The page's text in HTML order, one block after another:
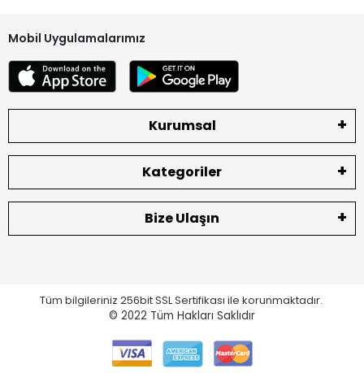
Mobil Uygulamalarımız
Kurumsal
Kategoriler
Bize Ulaşın
Tüm bilgileriniz 256bit SSL Sertifikası ile korunmaktadır.
© 2022 Tüm Hakları Saklıdır